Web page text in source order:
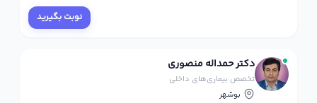
نوبت بگیرید
دکتر حمداله منصوری
تخصص بیماری‌های داخلی
بوشهر